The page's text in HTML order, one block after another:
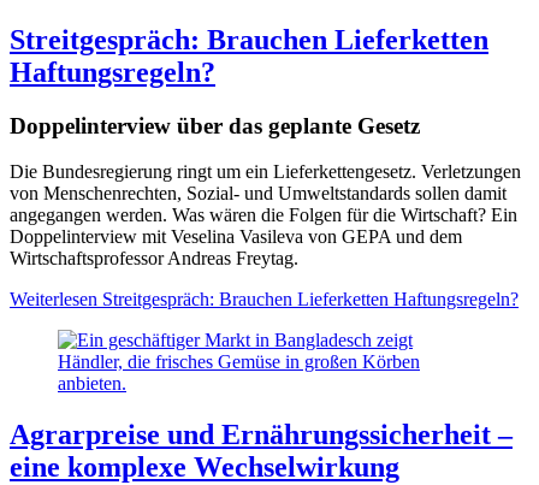
Streitgespräch: Brauchen Lieferketten
Haftungsregeln?
Doppelinterview über das geplante Gesetz
Die Bundesregierung ringt um ein Lieferkettengesetz. Verletzungen
von Menschenrechten, Sozial- und Umweltstandards sollen damit
angegangen werden. Was wären die Folgen für die Wirtschaft? Ein
Doppelinterview mit Veselina Vasileva von GEPA und dem
Wirtschaftsprofessor Andreas Freytag.
Weiterlesen Streitgespräch: Brauchen Lieferketten Haftungsregeln?
Agrarpreise und Ernährungssicherheit –
eine komplexe Wechselwirkung